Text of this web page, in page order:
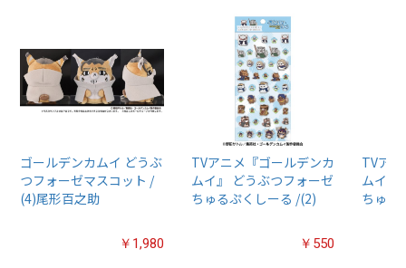
ゴールデンカムイ どうぶ
つフォーゼマスコット /
(4)尾形百之助
￥1,980
TVアニメ『ゴールデンカ
ムイ』 どうぶつフォーゼ
ちゅるぷくしーる /(2)
￥550
TVア
ムイ』
ちゅる